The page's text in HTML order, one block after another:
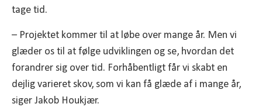
tage tid.
– Projektet kommer til at løbe over mange år. Men vi
glæder os til at følge udviklingen og se, hvordan det
forandrer sig over tid. Forhåbentligt får vi skabt en
dejlig varieret skov, som vi kan få glæde af i mange år,
siger Jakob Houkjær.